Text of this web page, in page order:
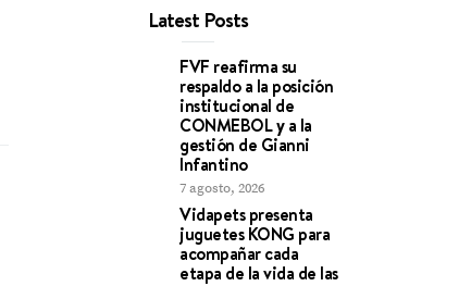
Latest Posts
FVF reafirma su
respaldo a la posición
institucional de
CONMEBOL y a la
gestión de Gianni
Infantino
7 agosto, 2026
Vidapets presenta
juguetes KONG para
acompañar cada
etapa de la vida de las